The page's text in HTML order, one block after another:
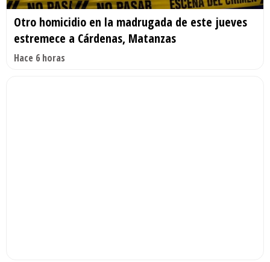
Otro homicidio en la madrugada de este jueves
estremece a Cárdenas, Matanzas
Hace 6 horas